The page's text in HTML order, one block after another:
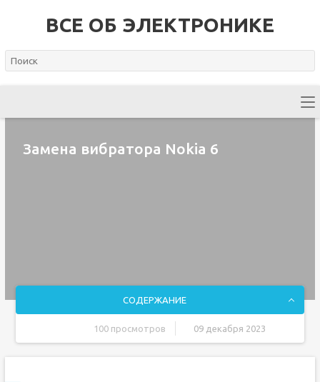
ВСЕ ОБ ЭЛЕКТРОНИКЕ
Замена вибратора Nokia 6
СОДЕРЖАНИЕ
100 просмотров 09 декабря 2023